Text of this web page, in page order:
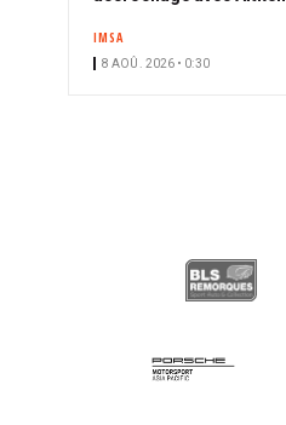
IMSA
8 AOÛ. 2026 • 0:30